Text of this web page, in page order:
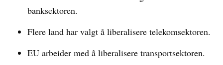
banksektoren.
Flere land har valgt å liberalisere telekomsektoren.
EU arbeider med å liberalisere transportsektoren.